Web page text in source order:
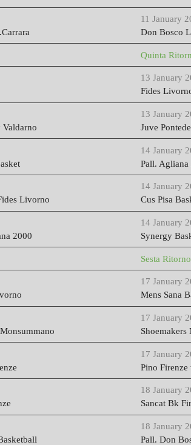
11 January
Don Bosco
Quinta
13 January
Fides
13 January
Juve
14 January
Pall. Agliana
14 January
Cus Pisa
14 January
Synergy
Sesta Ritorno
17 January
Mens Sana
17 January
Shoemakers
17 January
Pino
18 January
Sancat Bk
18 January
Pall. Don
Livorno
2000